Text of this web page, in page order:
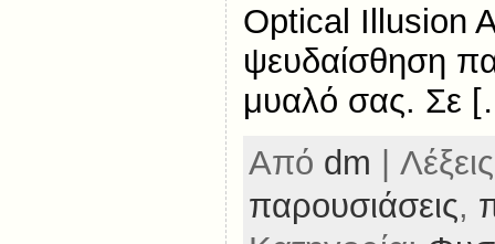
Optical Illusion
ψευδαίσθηση
μυαλό σας. Σε
Από dm |
παρουσιάσεις,